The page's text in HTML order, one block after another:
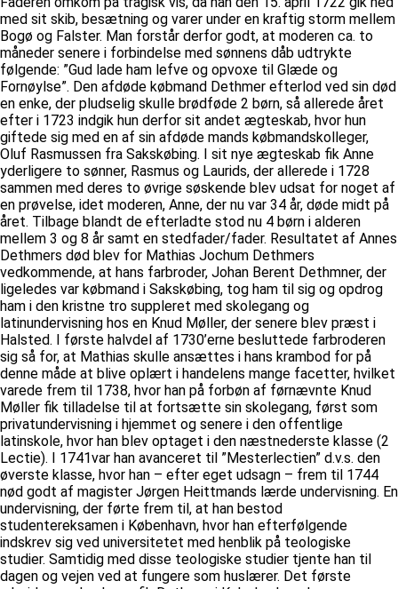
med sit skib, besætning og varer under en kraftig storm mellem
Bogø og Falster. Man forstår derfor godt, at moderen ca. to
måneder senere i forbindelse med sønnens dåb udtrykte
følgende: ”Gud lade ham lefve og opvoxe til Glæde og
Fornøylse”. Den afdøde købmand Dethmer efterlod ved sin død
en enke, der pludselig skulle brødføde 2 børn, så allerede året
efter i 1723 indgik hun derfor sit andet ægteskab, hvor hun
giftede sig med en af sin afdøde mands købmandskolleger,
Oluf Rasmussen fra Sakskøbing. I sit nye ægteskab fik Anne
yderligere to sønner, Rasmus og Laurids, der allerede i 1728
sammen med deres to øvrige søskende blev udsat for noget af
en prøvelse, idet moderen, Anne, der nu var 34 år, døde midt på
året. Tilbage blandt de efterladte stod nu 4 børn i alderen
mellem 3 og 8 år samt en stedfader/fader. Resultatet af Annes
Dethmers død blev for Mathias Jochum Dethmers
vedkommende, at hans farbroder, Johan Berent Dethmner, der
ligeledes var købmand i Sakskøbing, tog ham til sig og opdrog
ham i den kristne tro suppleret med skolegang og
latinundervisning hos en Knud Møller, der senere blev præst i
Halsted. I første halvdel af 1730’erne besluttede farbroderen
sig så for, at Mathias skulle ansættes i hans krambod for på
denne måde at blive oplært i handelens mange facetter, hvilket
varede frem til 1738, hvor han på forbøn af førnævnte Knud
Møller fik tilladelse til at fortsætte sin skolegang, først som
privatundervisning i hjemmet og senere i den offentlige
latinskole, hvor han blev optaget i den næstnederste klasse (2
Lectie). I 1741var han avanceret til ”Mesterlectien” d.v.s. den
øverste klasse, hvor han – efter eget udsagn – frem til 1744
nød godt af magister Jørgen Heittmands lærde undervisning. En
undervisning, der førte frem til, at han bestod
studentereksamen i København, hvor han efterfølgende
indskrev sig ved universitetet med henblik på teologiske
studier. Samtidig med disse teologiske studier tjente han til
dagen og vejen ved at fungere som huslærer. Det første